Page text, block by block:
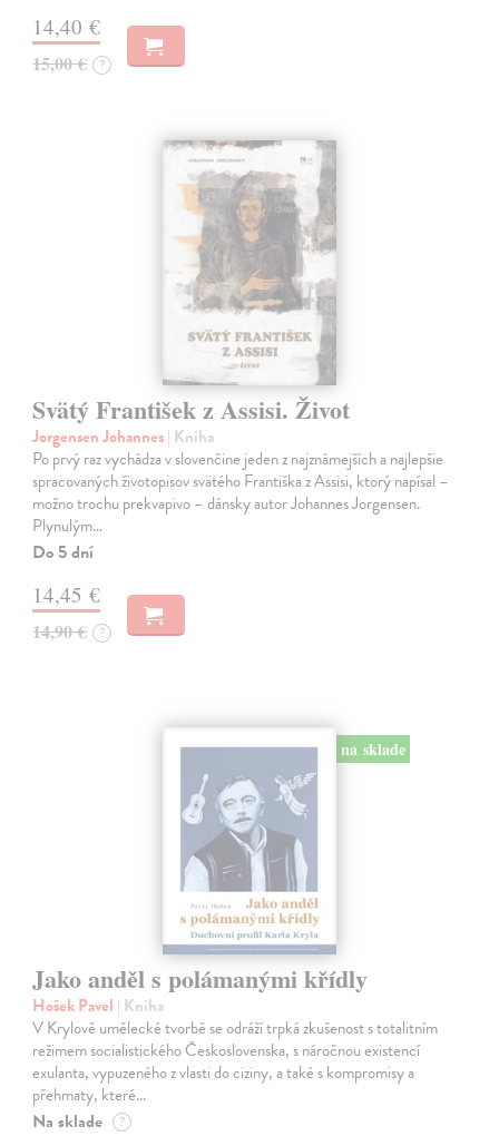
14,40 €
15,00 € ?
Svätý František z Assisi. Život
Jorgensen Johannes| Kniha
Po prvý raz vychádza v slovenčine jeden z najznámejších a najlepšie
spracovaných životopisov svätého Františka z Assisi, ktorý napísal –
možno trochu prekvapivo – dánsky autor Johannes Jorgensen.
Plynulým…
Do 5 dní
14,45 €
14,90 € ?
na sklade
Jako anděl s polámanými křídly
Hošek Pavel | Kniha
V Krylově umělecké tvorbě se odráží trpká zkušenost s totalitním
režimem socialistického Československa, s náročnou existencí
exulanta, vypuzeného z vlasti do ciziny, a také s kompromisy a
přehmaty, které…
Na sklade ?